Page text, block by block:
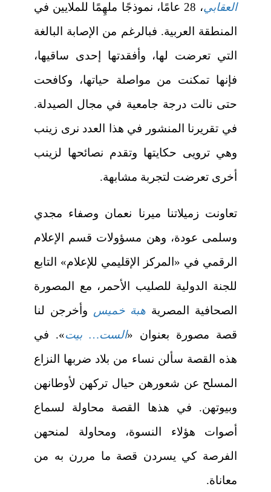
العقابي
، 28 عامًا، نموذجًا ملهِمًا للملايين في
المنطقة العربية. فبالرغم من الإصابة البالغة
التي تعرضت لها، وأفقدتها إحدى ساقيها،
فإنها تمكنت من مواصلة حياتها، وكافحت
حتى نالت درجة جامعية في مجال الصيدلة.
في تقريرنا المنشور في هذا العدد نرى زينب
وهي ترويى حكايتها وتقدم نصائحها لزينب
أخرى تعرضت لتجربة مشابهة.
تعاونت زميلاتنا ميرنا نعمان وصفاء مجدي
وسلمى عودة، وهن مسؤولات قسم الإعلام
الرقمي في «المركز الإقليمي للإعلام» التابع
للجنة الدولية للصليب الأحمر، مع المصورة
الصحافية المصرية هبة خميس وأخرجن لنا
قصة مصورة بعنوان «الست… بيت». في
هذه القصة سألن نساء من بلاد ضربها النزاع
المسلح عن شعورهن حيال تركهن لأوطانهن
وبيوتهن. في هذها القصة محاولة لسماع
أصوات هؤلاء النسوة، ومحاولة لمنحهن
الفرصة كي يسردن قصة ما مررن به من
معاناة.